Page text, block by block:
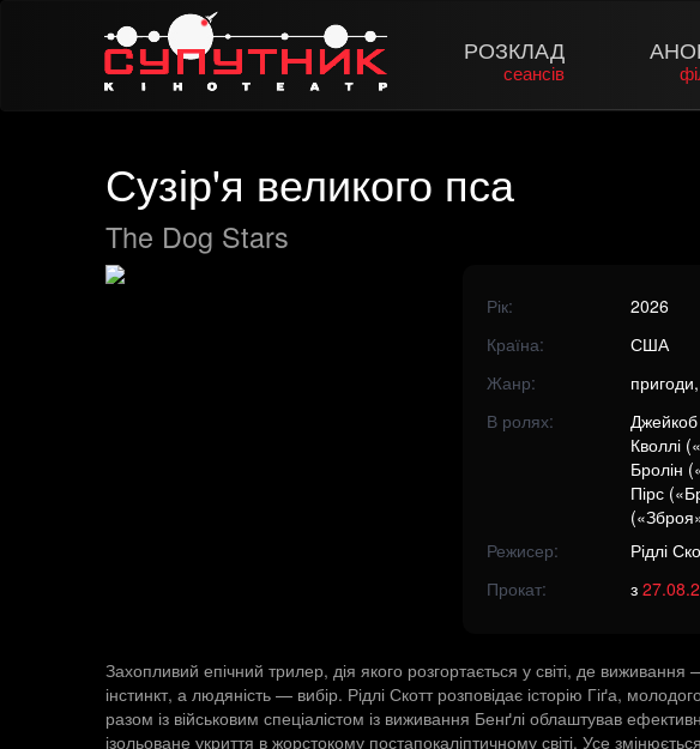
РОЗКЛАД
сеансів
Сузір'я великого пса
The Dog Stars
Рік:
2026
Країна:
США
Жанр:
В ролях:
Кволлі
Бролін
Пірс
Режисер:
Рідлі
Прокат:
з
Захопливий епічний трилер, дія якого розгортається у світі, де виживання
інстинкт, а людяність — вибір. Рідлі Скотт розповідає історію Гіґа,
разом із військовим спеціалістом із виживання Бенґлі облаштував
ізольоване укриття в жорстокому постапокаліптичному світі. Усе